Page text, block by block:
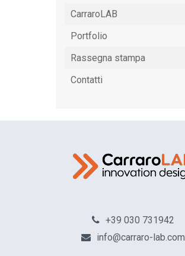
CarraroLAB
Portfolio
Rassegna stampa
Contatti
+39 030 731942
info@carraro-lab.com